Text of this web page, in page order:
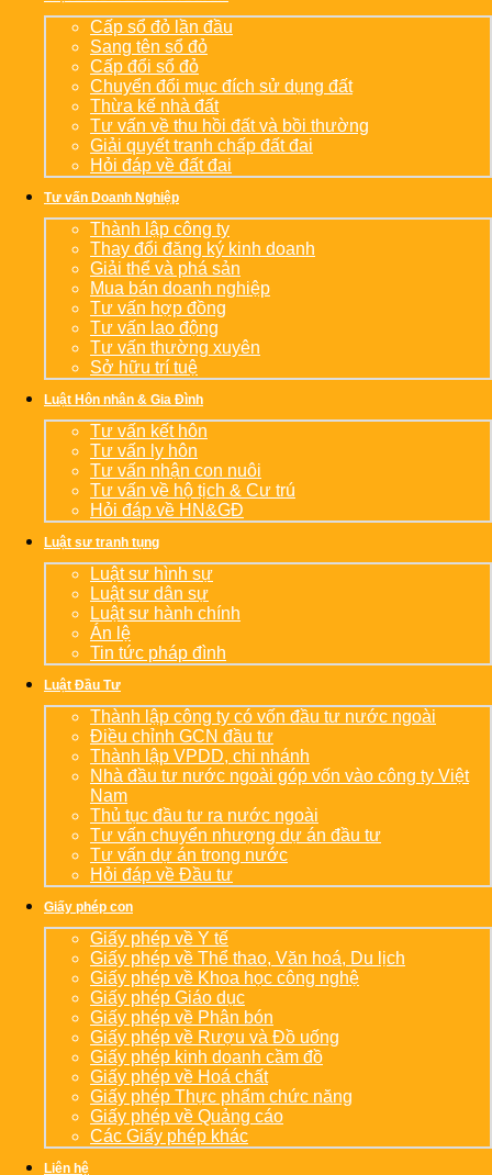
Cấp sổ đỏ lần đầu
Sang tên sổ đỏ
Cấp đổi sổ đỏ
Chuyển đổi mục đích sử dụng đất
Thừa kế nhà đất
Tư vấn về thu hồi đất và bồi thường
Giải quyết tranh chấp đất đai
Hỏi đáp về đất đai
Tư vấn Doanh Nghiệp
Thành lập công ty
Thay đổi đăng ký kinh doanh
Giải thể và phá sản
Mua bán doanh nghiệp
Tư vấn hợp đồng
Tư vấn lao động
Tư vấn thường xuyên
Sở hữu trí tuệ
Luật Hôn nhân & Gia Đình
Tư vấn kết hôn
Tư vấn ly hôn
Tư vấn nhận con nuôi
Tư vấn về hộ tịch & Cư trú
Hỏi đáp về HN&GĐ
Luật sư tranh tụng
Luật sư hình sự
Luật sư dân sự
Luật sư hành chính
Án lệ
Tin tức pháp đình
Luật Đầu Tư
Thành lập công ty có vốn đầu tư nước ngoài
Điều chỉnh GCN đầu tư
Thành lập VPDD, chi nhánh
Nhà đầu tư nước ngoài góp vốn vào công ty Việt
Nam
Thủ tục đầu tư ra nước ngoài
Tư vấn chuyển nhượng dự án đầu tư
Tư vấn dự án trong nước
Hỏi đáp về Đầu tư
Giấy phép con
Giấy phép về Y tế
Giấy phép về Thể thao, Văn hoá, Du lịch
Giấy phép về Khoa học công nghệ
Giấy phép Giáo dục
Giấy phép về Phân bón
Giấy phép về Rượu và Đồ uống
Giấy phép kinh doanh cầm đồ
Giấy phép về Hoá chất
Giấy phép Thực phẩm chức năng
Giấy phép về Quảng cáo
Các Giấy phép khác
Liên hệ